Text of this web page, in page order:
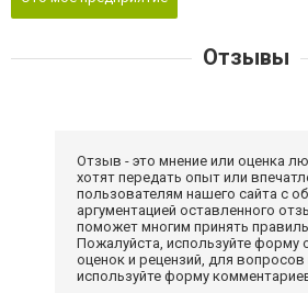
Отзывы
Отзыв - это мнение или оценка
хотят передать опыт или
пользователям нашего сайта с
аргументацией оставленного
поможет многим принять
Пожалуйста, используйте форму
оценок и рецензий, для
используйте форму